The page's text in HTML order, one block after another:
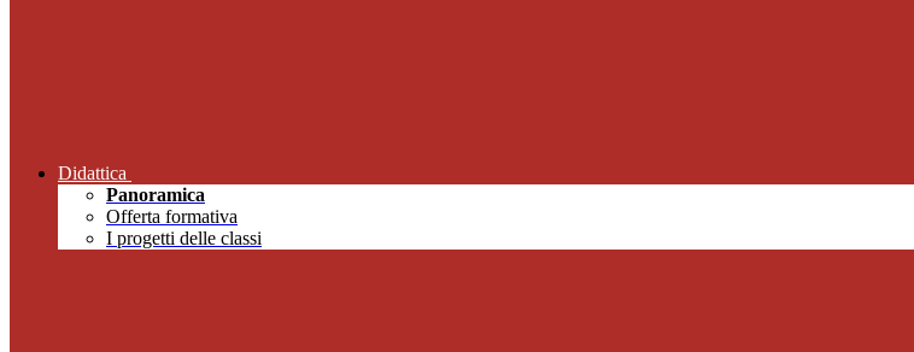
Didattica
Panoramica
Offerta formativa
I progetti delle classi